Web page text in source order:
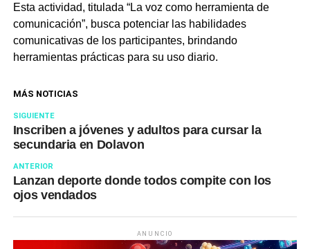
Esta actividad, titulada “La voz como herramienta de
comunicación”, busca potenciar las habilidades
comunicativas de los participantes, brindando
herramientas prácticas para su uso diario.
MÁS NOTICIAS
SIGUIENTE
Inscriben a jóvenes y adultos para cursar la
secundaria en Dolavon
ANTERIOR
Lanzan deporte donde todos compite con los
ojos vendados
ANUNCIO